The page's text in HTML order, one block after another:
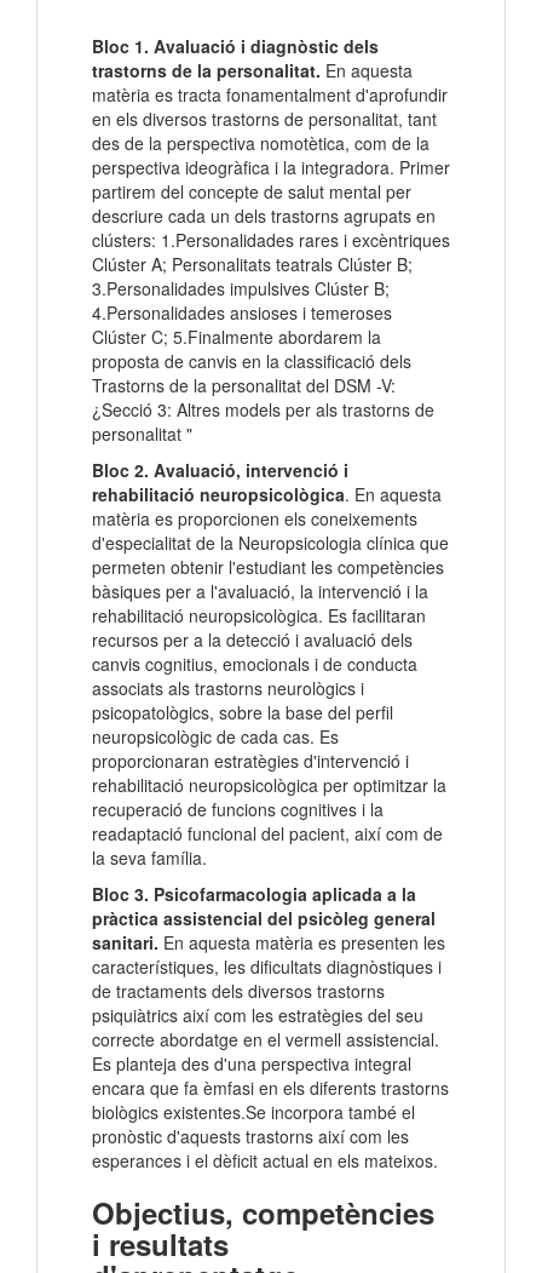
Bloc 1. Avaluació i diagnòstic dels
trastorns de la personalitat. En aquesta
matèria es tracta fonamentalment d'aprofundir
en els diversos trastorns de personalitat, tant
des de la perspectiva nomotètica, com de la
perspectiva ideogràfica i la integradora. Primer
partirem del concepte de salut mental per
descriure cada un dels trastorns agrupats en
clústers: 1.Personalidades rares i excèntriques
Clúster A; Personalitats teatrals Clúster B;
3.Personalidades impulsives Clúster B;
4.Personalidades ansioses i temeroses
Clúster C; 5.Finalmente abordarem la
proposta de canvis en la classificació dels
Trastorns de la personalitat del DSM -V:
¿Secció 3: Altres models per als trastorns de
personalitat "
Bloc 2. Avaluació, intervenció i
rehabilitació neuropsicològica. En aquesta
matèria es proporcionen els coneixements
d'especialitat de la Neuropsicologia clínica que
permeten obtenir l'estudiant les competències
bàsiques per a l'avaluació, la intervenció i la
rehabilitació neuropsicològica. Es facilitaran
recursos per a la detecció i avaluació dels
canvis cognitius, emocionals i de conducta
associats als trastorns neurològics i
psicopatològics, sobre la base del perfil
neuropsicològic de cada cas. Es
proporcionaran estratègies d'intervenció i
rehabilitació neuropsicològica per optimitzar la
recuperació de funcions cognitives i la
readaptació funcional del pacient, així com de
la seva família.
Bloc 3. Psicofarmacologia aplicada a la
pràctica assistencial del psicòleg general
sanitari. En aquesta matèria es presenten les
característiques, les dificultats diagnòstiques i
de tractaments dels diversos trastorns
psiquiàtrics així com les estratègies del seu
correcte abordatge en el vermell assistencial.
Es planteja des d'una perspectiva integral
encara que fa èmfasi en els diferents trastorns
biològics existentes.Se incorpora també el
pronòstic d'aquests trastorns així com les
esperances i el dèficit actual en els mateixos.
Objectius, competències
i resultats